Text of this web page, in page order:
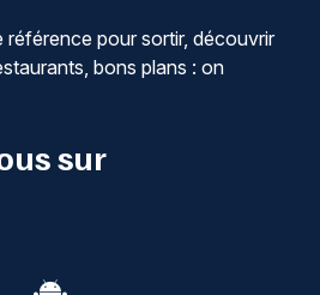
référence pour sortir, découvrir
bons plans : on
sur